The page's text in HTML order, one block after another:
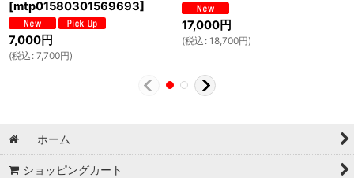
[mtp01580301569693]
7,000円
(税込 : 7,700円)
17,000円
(税込 : 18,700円)
ホーム
ショッピングカート